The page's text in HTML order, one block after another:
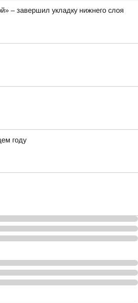
– завершил укладку нижнего слоя
году